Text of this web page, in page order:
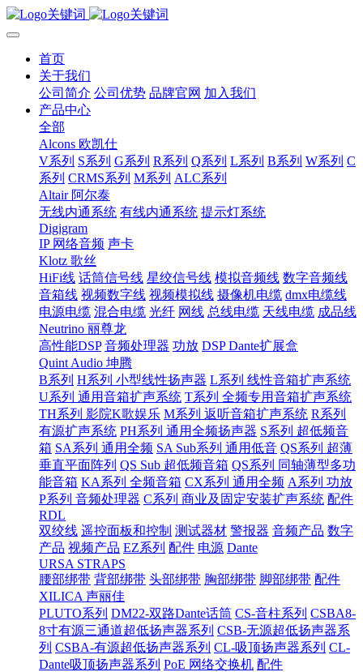
首页
关于我们
公司简介 公司优势 品牌官网 加入我们
产品中心
全部
Alcons 欧凯仕
V系列 S系列 G系列 R系列 Q系列 L系列 B系列 W系列 C
系列 CRMS系列 M系列 ALC系列
Altair 阿尔泰
无线内通系统 有线内通系统 提示灯系统
Digigram
IP 网络音频 声卡
Klotz 歌丝
HiFi线 话筒信号线 星绞信号线 模拟音频线 数字音频线
音箱线 视频数字线 视频模拟线 摄像机电缆 dmx电缆线
电源电缆 混合电缆 光纤 网线 总线电缆 天线电缆 成品线
Neutrino 丽尊龙
高性能DSP 音频处理器 功放 DSP Dante扩展盒
Quint Audio 坤腾
B系列 H系列 小型线性扬声器 L系列 线性音箱扩声系统
U系列 通用音箱扩声系统 T系列 全频专用音箱扩声系统
TH系列 影院K歌娱乐 M系列 返听音箱扩声系统 R系列
有源扩声系统 PH系列 通用全频扬声器 S系列 超低频音
箱 SA系列 通用全频 SA Sub系列 通用低音 QS系列 超薄
垂直平面阵列 QS Sub 超低频音箱 QS系列 同轴薄型多功
能音箱 KA系列 全频音箱 CX系列 通用全频 A系列 功放
P系列 音频处理器 C系列 商业及固定安装扩声系统 配件
RDL
双绞线 遥控面板和控制 测试器材 警报器 音频产品 数字
产品 视频产品 EZ系列 配件 电源 Dante
URSA STRAPS
腰部绑带 背部绑带 头部绑带 胸部绑带 脚部绑带 配件
XILICA 声丽佳
PLUTO系列 DM22-双路Dante话筒 CS-音柱系列 CSBA8-
8寸有源三通道超低扬声器系列 CSB-无源超低扬声器系
列 CSBA-有源超低扬声器系列 CL-吸顶扬声器系列 CL-
Dante吸顶扬声器系列 PoE 网络交换机 配件